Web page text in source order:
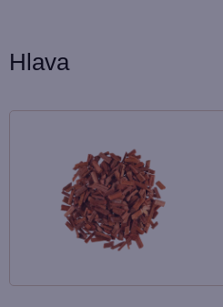
Hlava